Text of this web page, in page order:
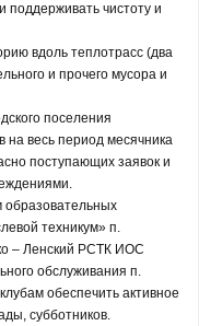
поддерживать чистоту и
вдоль теплотрасс (два
и прочего мусора и
поселения
на весь период месячника
поступающих заявок и
образовательных
техникум» п.
– Ленский РСТК ИОС
обслуживания п.
обеспечить активное
субботников.